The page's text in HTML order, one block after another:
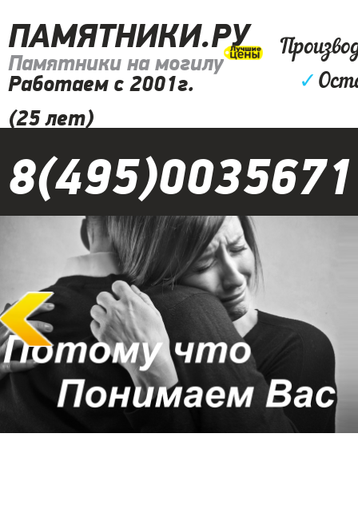
ПАМЯТНИКИ.РУ
Памятники на могилу
Работаем с 2001г.
(25 лет)
✓
8(495)0035671